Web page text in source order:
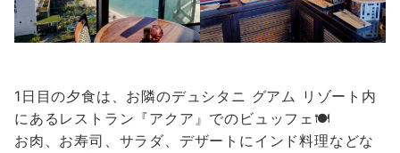
1日目の夕食は、お隣のデュシタニ グアム リゾート内
にあるレストラン『アクア』でのビュッフェ🍽️
お肉、お寿司、サラダ、デザートにインド料理などな